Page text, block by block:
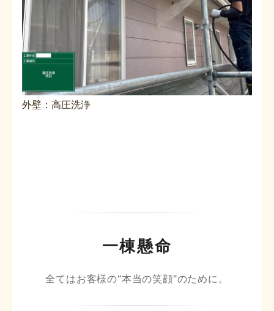
外壁：高圧洗浄
一棟懸命
全てはお客様の“本当の笑顔”のために。